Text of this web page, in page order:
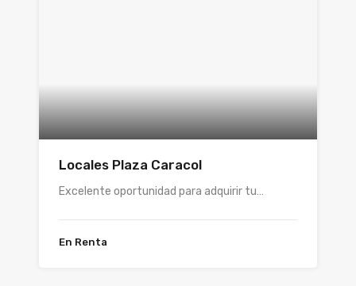
Locales Plaza Caracol
Excelente oportunidad para adquirir tu…
En Renta